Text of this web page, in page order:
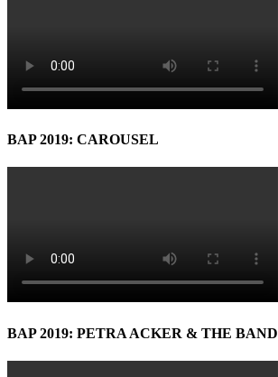
BAP 2019: CAROUSEL
BAP 2019: PETRA ACKER & THE BAND